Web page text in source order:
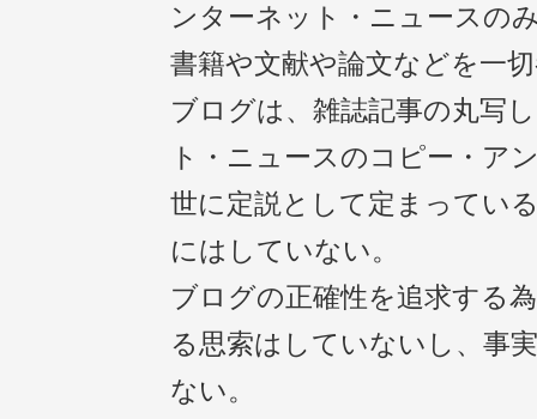
ンターネット・ニュースの
書籍や文献や論文などを一
ブログは、雑誌記事の丸写
ト・ニュースのコピー・ア
世に定説として定まってい
にはしていない。
ブログの正確性を追求する
る思索はしていないし、事
ない。